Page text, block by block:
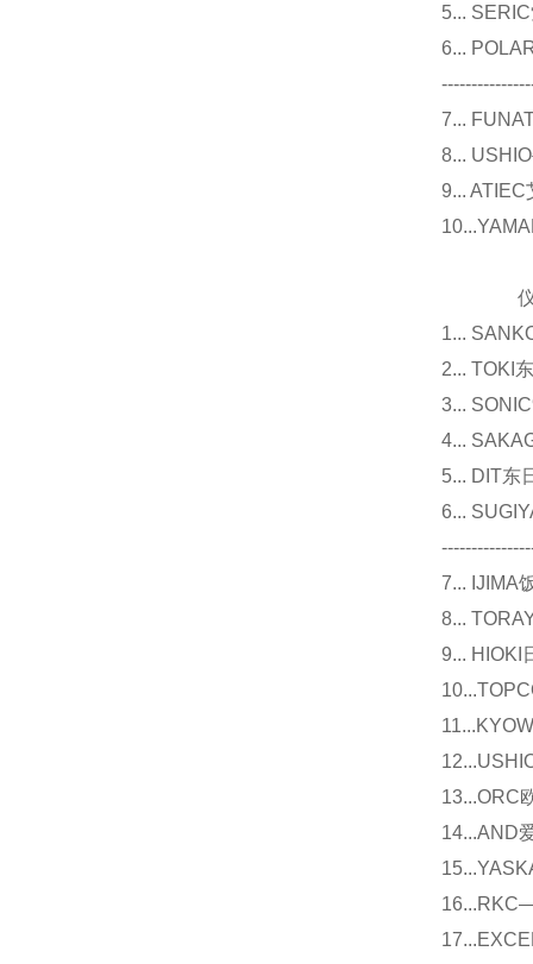
5...
6...
7...
8...
9...
仪器
1...
2... TOKI
3...
4...
5... DIT东
6...
7... IJIMA
8...
9... HIOKI
13...ORC
14...AND